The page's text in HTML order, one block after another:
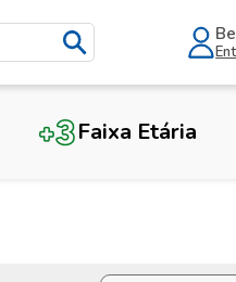
Faixa Etária